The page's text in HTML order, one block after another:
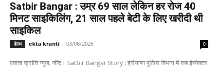
Satbir Bangar : उम्र 69 साल लेकिन हर रोज 40
मिनट साइकिलिंग, 21 साल पहले बेटी के लिए खरीदी थी
साइकिल
हेल्थ ekta kranti - 03/06/2026 0
एकता क्रांति न्यूज, जींद। Satbir Bangar Story : हरियाणा पुलिस विभाग में सब इंस्पेक्टर